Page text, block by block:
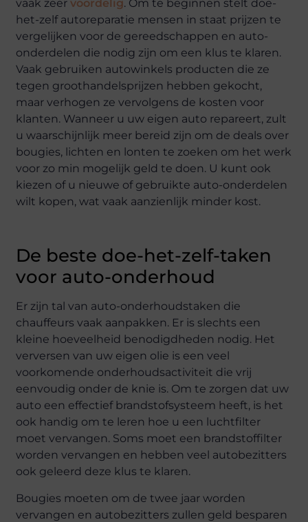
vaak zeervoordelig. Om te beginnen stelt doe-
het-zelf autoreparatie mensen in staat prijzen te
vergelijken voor de gereedschappen en auto-
onderdelen die nodig zijn om een ​​klus te klaren.
Vaak gebruiken autowinkels producten die ze
tegen groothandelsprijzen hebben gekocht,
maar verhogen ze vervolgens de kosten voor
klanten. Wanneer u uw eigen auto repareert, zult
u waarschijnlijk meer bereid zijn om de deals over
bougies, lichten en lonten te zoeken om het werk
voor zo min mogelijk geld te doen. U kunt ook
kiezen of u nieuwe of gebruikte auto-onderdelen
wilt kopen, wat vaak aanzienlijk minder kost.
De beste doe-het-zelf-taken
voor auto-onderhoud
Er zijn tal van auto-onderhoudstaken die
chauffeurs vaak aanpakken. Er is slechts een
kleine hoeveelheid benodigdheden nodig. Het
verversen van uw eigen olie is een veel
voorkomende onderhoudsactiviteit die vrij
eenvoudig onder de knie is. Om te zorgen dat uw
auto een effectief brandstofsysteem heeft, is het
ook handig om te leren hoe u een luchtfilter
moet vervangen. Soms moet een brandstoffilter
worden vervangen en hebben veel autobezitters
ook geleerd deze klus te klaren.
Bougies moeten om de twee jaar worden
vervangen en autobezitters zullen geld besparen